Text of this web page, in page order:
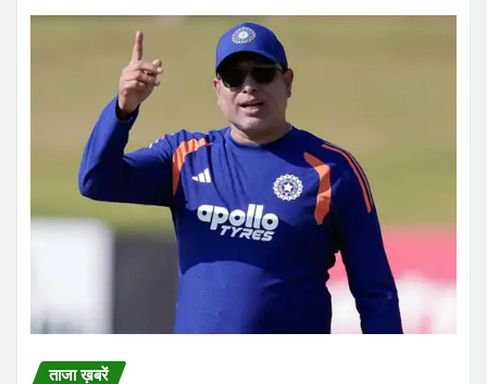
ताजा ख़बरें
पूर्व क्रिकेटर वीवीएस लक्ष्मण ने खिलाड़ियों के धीरे फिट होने में सेंटर
ऑफ एक्सीलेंस (CoE) को दोषी मानने से इनकार किया
Praveen Kumar Dubey Aug 10, 2026